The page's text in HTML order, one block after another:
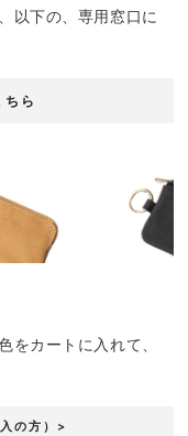
以下の、専用窓口に
ら
をカートに入れて、
の方）>